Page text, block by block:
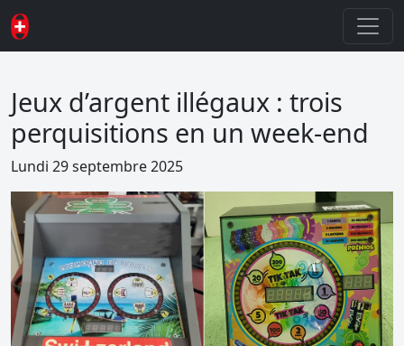
Jeux d’argent illégaux : trois
perquisitions en un week-end
Lundi 29 septembre 2025